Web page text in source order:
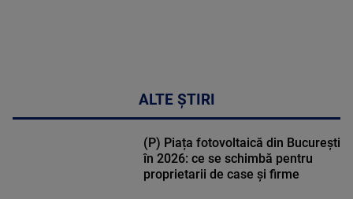
ALTE ȘTIRI
(P) Piața fotovoltaică din București
în 2026: ce se schimbă pentru
proprietarii de case și firme